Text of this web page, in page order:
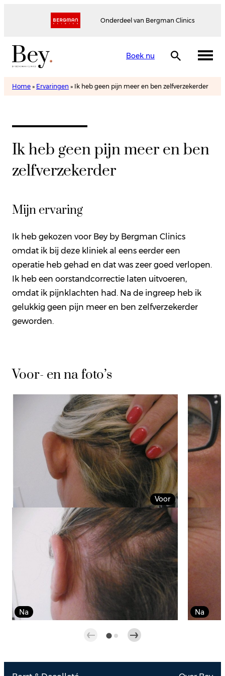
Onderdeel van Bergman Clinics
Boek nu
Home » Ervaringen » Ik heb geen pijn meer en ben zelfverzekerder
Ik heb geen pijn meer en ben
zelfverzekerder
Mijn ervaring
Ik heb gekozen voor Bey by Bergman Clinics
omdat ik bij deze kliniek al eens eerder een
operatie heb gehad en dat was zeer goed verlopen.
Ik heb een oorstandcorrectie laten uitvoeren,
omdat ik pijnklachten had. Na de ingreep heb ik
gelukkig geen pijn meer en ben zelfverzekerder
geworden.
Voor- en na foto’s
Voor
Na Na